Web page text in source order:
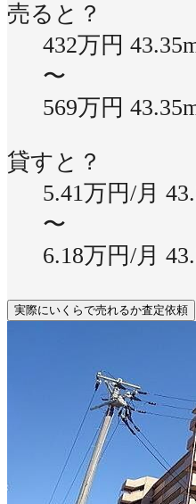
売ると？
432万円
〜
569万円
貸すと？
5.41万円/月
〜
6.18万円/月
実際にいくらで売れるか査定依頼